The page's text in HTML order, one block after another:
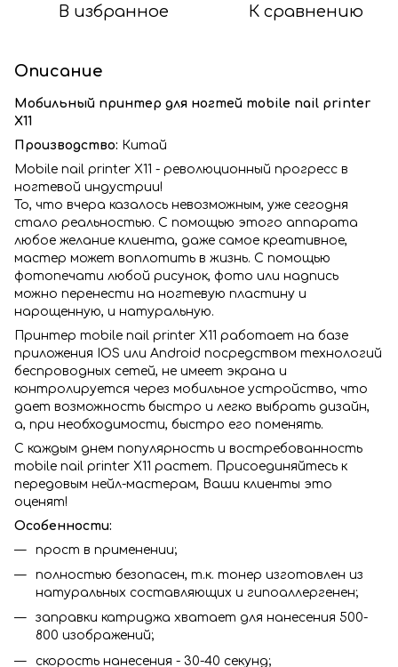
В избранное К сравнению
Описание
Мобильный принтер для ногтей mobile nail printer
X11
Производство: Китай
Мobile nail printer X11 - революционный прогресс в
ногтевой индустрии!
То, что вчера казалось невозможным, уже сегодня
стало реальностью. С помощью этого аппарата
любое желание клиента, даже самое креативное,
мастер может воплотить в жизнь. С помощью
фотопечати любой рисунок, фото или надпись
можно перенести на ногтевую пластину и
нарощенную, и натуральную.
Принтер mobile nail printer X11 работает на базе
приложения IOS или Android посредством технологий
беспроводных сетей, не имеет экрана и
контролируется через мобильное устройство, что
дает возможность быстро и легко выбрать дизайн,
а, при необходимости, быстро его поменять.
С каждым днем популярность и востребованность
mobile nail printer X11 растет. Присоединяйтесь к
передовым нейл-мастерам, Ваши клиенты это
оценят!
Особенности:
прост в применении;
полностью безопасен, т.к. тонер изготовлен из
натуральных составляющих и гипоаллергенен;
заправки катриджа хватает для нанесения 500-
800 изображений;
скорость нанесения - 30-40 секунд;